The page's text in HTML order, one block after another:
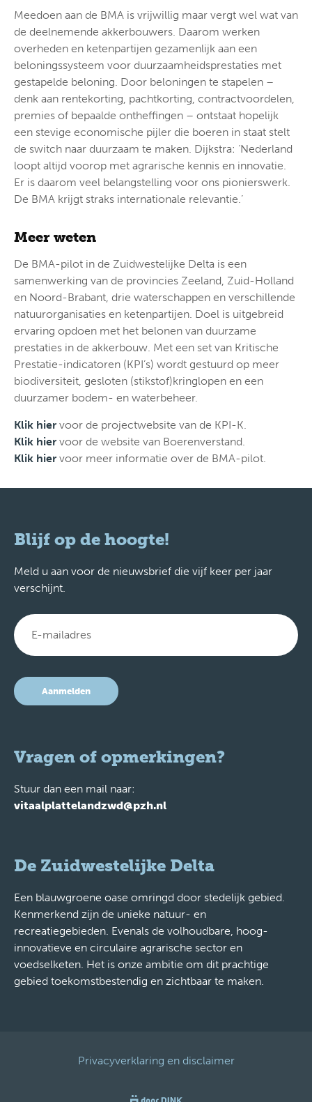
Meedoen aan de BMA is vrijwillig maar vergt wel wat van
de deelnemende akkerbouwers. Daarom werken
overheden en ketenpartijen gezamenlijk aan een
beloningssysteem voor duurzaamheidsprestaties met
gestapelde beloning. Door beloningen te stapelen –
denk aan rentekorting, pachtkorting, contractvoordelen,
premies of bepaalde ontheffingen – ontstaat hopelijk
een stevige economische pijler die boeren in staat stelt
de switch naar duurzaam te maken. Dijkstra: ‘Nederland
loopt altijd voorop met agrarische kennis en innovatie.
Er is daarom veel belangstelling voor ons pionierswerk.
De BMA krijgt straks internationale relevantie.’
Meer weten
De BMA-pilot in de Zuidwestelijke Delta is een
samenwerking van de provincies Zeeland, Zuid-Holland
en Noord-Brabant, drie waterschappen en verschillende
natuurorganisaties en ketenpartijen. Doel is uitgebreid
ervaring opdoen met het belonen van duurzame
prestaties in de akkerbouw. Met een set van Kritische
Prestatie-indicatoren (KPI’s) wordt gestuurd op meer
biodiversiteit, gesloten (stikstof)kringlopen en een
duurzamer bodem- en waterbeheer.
Klik hier voor de projectwebsite van de KPI-K.
Klik hier voor de website van Boerenverstand.
Klik hier voor meer informatie over de BMA-pilot.
Blijf op de hoogte!
Meld u aan voor de nieuwsbrief die vijf keer per jaar
verschijnt.
Aanmelden
Vragen of opmerkingen?
Stuur dan een mail naar:
vitaalplattelandzwd@pzh.nl
De Zuidwestelijke Delta
Een blauwgroene oase omringd door stedelijk gebied.
Kenmerkend zijn de unieke natuur- en
recreatiegebieden. Evenals de volhoudbare, hoog-
innovatieve en circulaire agrarische sector en
voedselketen. Het is onze ambitie om dit prachtige
gebied toekomstbestendig en zichtbaar te maken.
Privacyverklaring en disclaimer